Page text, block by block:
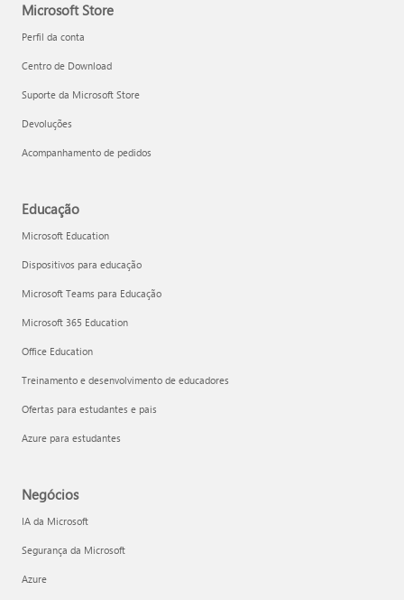
Microsoft Store
Perfil da conta
Centro de Download
Suporte da Microsoft Store
Devoluções
Acompanhamento de pedidos
Educação
Microsoft Education
Dispositivos para educação
Microsoft Teams para Educação
Microsoft 365 Education
Office Education
Treinamento e desenvolvimento de educadores
Ofertas para estudantes e pais
Azure para estudantes
Negócios
IA da Microsoft
Segurança da Microsoft
Azure